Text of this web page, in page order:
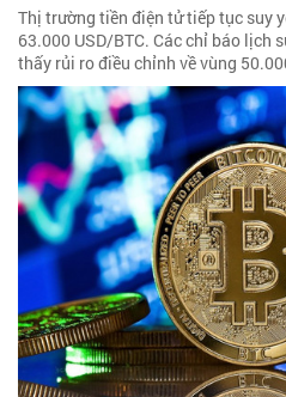
Thị trường tiền điện tử tiếp tục suy
63.000 USD/BTC. Các chỉ báo lịch
thấy rủi ro điều chỉnh về vùng